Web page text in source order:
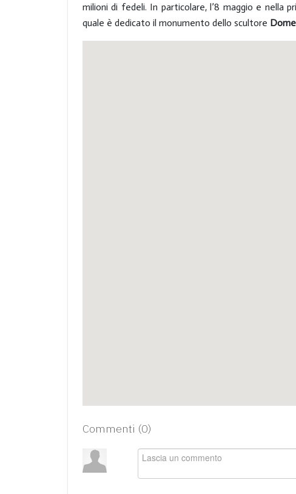
milioni di fedeli. In particolare, l’8 maggio e nella
quale è dedicato il monumento dello scultore
Commenti (0)